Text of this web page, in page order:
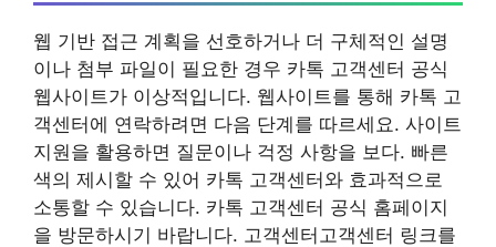
웹 기반 접근 계획을 선호하거나 더 구체적인 설명
이나 첨부 파일이 필요한 경우 카톡 고객센터 공식
웹사이트가 이상적입니다. 웹사이트를 통해 카톡 고
객센터에 연락하려면 다음 단계를 따르세요. 사이트
지원을 활용하면 질문이나 걱정 사항을 보다. 빠른
색의 제시할 수 있어 카톡 고객센터와 효과적으로
소통할 수 있습니다. 카톡 고객센터 공식 홈페이지
을 방문하시기 바랍니다. 고객센터고객센터 링크를